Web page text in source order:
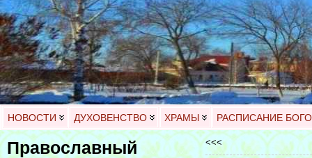
НОВОСТИ ДУХОВЕНСТВО ХРАМЫ РАСПИСАНИЕ
Православный
<<<